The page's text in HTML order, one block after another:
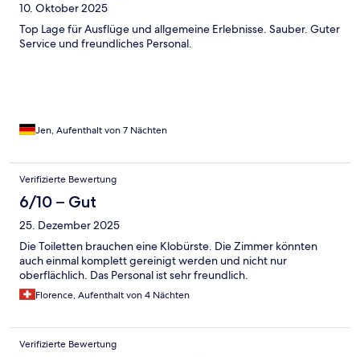
10. Oktober 2025
Top Lage für Ausflüge und allgemeine Erlebnisse. Sauber. Guter
Service und freundliches Personal.
Jen, Aufenthalt von 7 Nächten
Verifizierte Bewertung
6/10 – Gut
25. Dezember 2025
Die Toiletten brauchen eine Klobürste. Die Zimmer könnten
auch einmal komplett gereinigt werden und nicht nur
oberflächlich. Das Personal ist sehr freundlich.
Florence, Aufenthalt von 4 Nächten
Verifizierte Bewertung